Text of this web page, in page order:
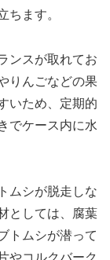
ちます。
ンスが取れてお
りんごなどの果
いため、定期的
でケース内に水
ムシが脱走しな
としては、腐葉
トムシが潜って